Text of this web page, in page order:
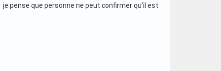
pense que personne ne peut confirmer qu'il est